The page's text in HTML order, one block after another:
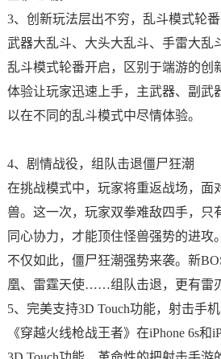
3、创新玩法层出不穷，乱斗模式轮
武器大乱斗、大头大乱斗、手雷大乱
乱斗模式轮番开启，区别于端游的创
体验让玩家迅速上手，主武器、副
以在不同的乱斗模式中尽情体验。
4、剧情战役，组队击退僵尸狂潮
在挑战模式中，玩家将重返战场，面
兽。这一次，玩家双拳难敌四手，只
同心协力，才能顶住怪兽强势的进攻。
不仅如此，僵尸狂潮强势来袭。新
凰、雷霆天使……组队击退，更有雷
5、完美支持3D Touch功能，射击手
《穿越火线枪战王者》在iPhone 6s和